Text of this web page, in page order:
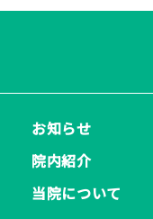
お知らせ
院内紹介
当院について